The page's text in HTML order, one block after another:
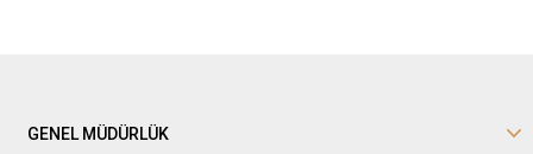
GENEL MÜDÜRLÜK